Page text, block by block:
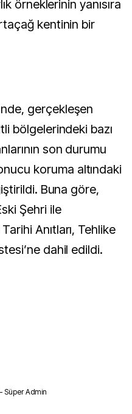
örneklerinin yanısıra
kentinin bir
gerçekleşen
bölgelerindeki bazı
son durumu
koruma altındaki
Buna göre,
Şehri ile
Anıtları, Tehlike
dahil edildi.
Süper Admin